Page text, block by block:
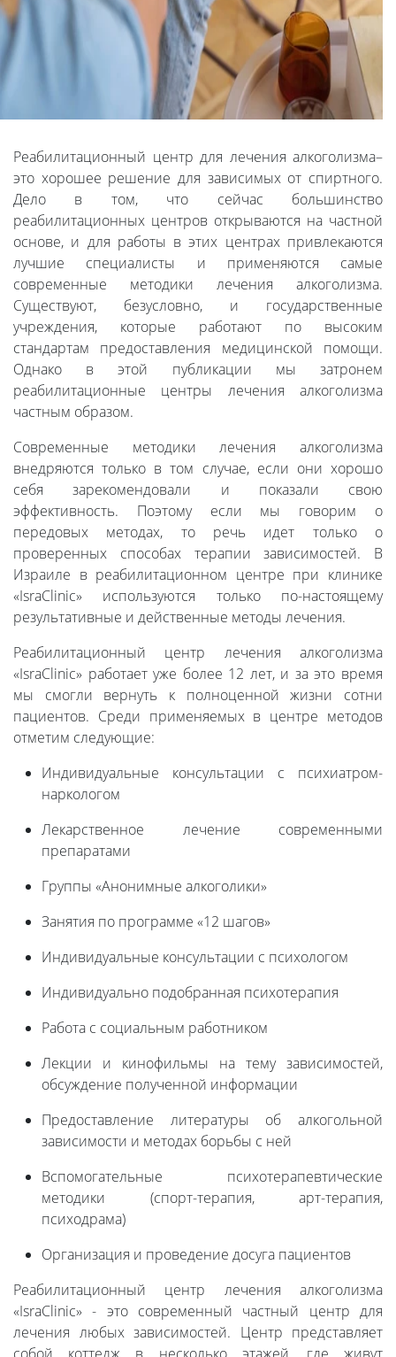
Реабилитационный центр для лечения алкоголизма–
это хорошее решение для зависимых от спиртного.
Дело в том, что сейчас большинство
реабилитационных центров открываются на частной
основе, и для работы в этих центрах привлекаются
лучшие специалисты и применяются самые
современные методики лечения алкоголизма.
Существуют, безусловно, и государственные
учреждения, которые работают по высоким
стандартам предоставления медицинской помощи.
Однако в этой публикации мы затронем
реабилитационные центры лечения алкоголизма
частным образом.
Современные методики лечения алкоголизма
внедряются только в том случае, если они хорошо
себя зарекомендовали и показали свою
эффективность. Поэтому если мы говорим о
передовых методах, то речь идет только о
проверенных способах терапии зависимостей. В
Израиле в реабилитационном центре при клинике
«IsraClinic» используются только по-настоящему
результативные и действенные методы лечения.
Реабилитационный центр лечения алкоголизма
«IsraClinic» работает уже более 12 лет, и за это время
мы смогли вернуть к полноценной жизни сотни
пациентов. Среди применяемых в центре методов
отметим следующие:
Индивидуальные консультации с психиатром-
наркологом
Лекарственное лечение современными
препаратами
Группы «Анонимные алкоголики»
Занятия по программе «12 шагов»
Индивидуальные консультации с психологом
Индивидуально подобранная психотерапия
Работа с социальным работником
Лекции и кинофильмы на тему зависимостей,
обсуждение полученной информации
Предоставление литературы об алкогольной
зависимости и методах борьбы с ней
Вспомогательные психотерапевтические
методики (спорт-терапия, арт-терапия,
психодрама)
Организация и проведение досуга пациентов
Реабилитационный центр лечения алкоголизма
«IsraClinic» - это современный частный центр для
лечения любых зависимостей. Центр представляет